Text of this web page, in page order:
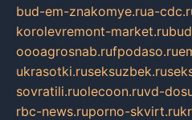
bud-em-znakomye.rua-
korolevremont-market.ru
oooagrosnab.rufpodaso.ru
ukrasotki.ruseksuzbek.ru
sovratili.ruolecoon.ruvd-
rbc-news.ruporno-skvirt.ru